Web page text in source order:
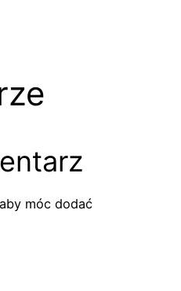
móc dodać